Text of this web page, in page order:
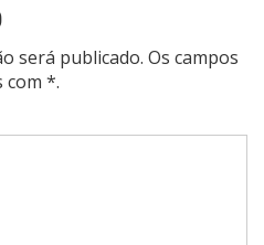
será publicado. Os campos
com *.